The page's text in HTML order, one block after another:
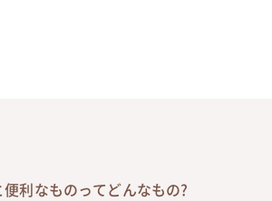
利なものってどんなもの?